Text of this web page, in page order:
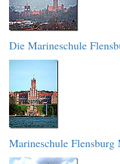
Die Marineschule
Marineschule